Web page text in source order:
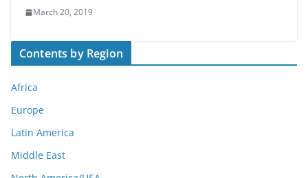
March 20, 2019
Contents by Region
Africa
Europe
Latin America
Middle East